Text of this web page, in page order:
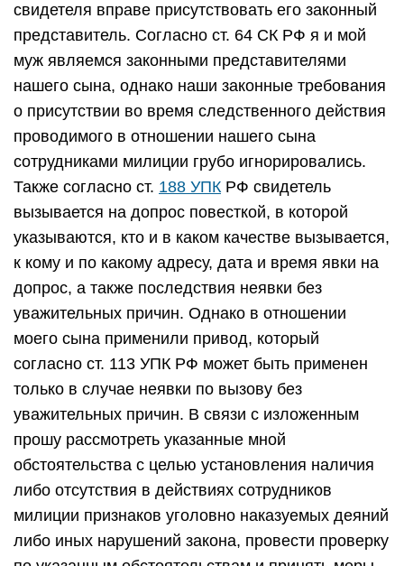
свидетеля вправе присутствовать его законный
представитель. Согласно ст. 64 СК РФ я и мой
муж являемся законными представителями
нашего сына, однако наши законные требования
о присутствии во время следственного действия
проводимого в отношении нашего сына
сотрудниками милиции грубо игнорировались.
Также согласно ст. 188 УПКРФ свидетель
вызывается на допрос повесткой, в которой
указываются, кто и в каком качестве вызывается,
к кому и по какому адресу, дата и время явки на
допрос, а также последствия неявки без
уважительных причин. Однако в отношении
моего сына применили привод, который
согласно ст. 113 УПК РФ может быть применен
только в случае неявки по вызову без
уважительных причин. В связи с изложенным
прошу рассмотреть указанные мной
обстоятельства с целью установления наличия
либо отсутствия в действиях сотрудников
милиции признаков уголовно наказуемых деяний
либо иных нарушений закона, провести проверку